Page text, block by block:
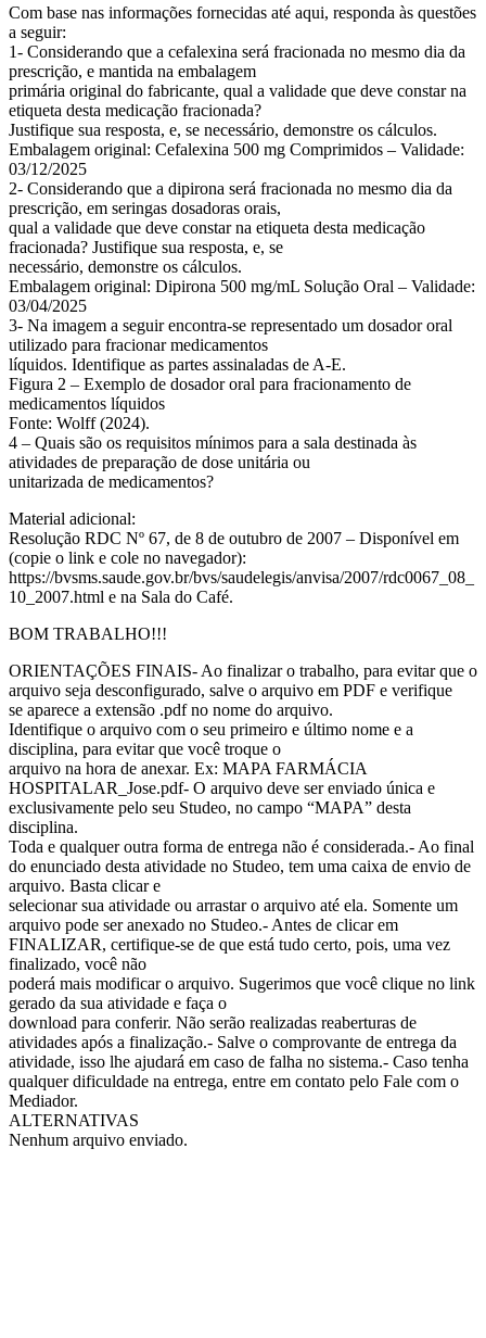
Com base nas informações fornecidas até aqui, responda às questões
a seguir:
1- Considerando que a cefalexina será fracionada no mesmo dia da
prescrição, e mantida na embalagem
primária original do fabricante, qual a validade que deve constar na
etiqueta desta medicação fracionada?
Justifique sua resposta, e, se necessário, demonstre os cálculos.
Embalagem original: Cefalexina 500 mg Comprimidos – Validade:
03/12/2025
2- Considerando que a dipirona será fracionada no mesmo dia da
prescrição, em seringas dosadoras orais,
qual a validade que deve constar na etiqueta desta medicação
fracionada? Justifique sua resposta, e, se
necessário, demonstre os cálculos.
Embalagem original: Dipirona 500 mg/mL Solução Oral – Validade:
03/04/2025
3- Na imagem a seguir encontra-se representado um dosador oral
utilizado para fracionar medicamentos
líquidos. Identifique as partes assinaladas de A-E.
Figura 2 – Exemplo de dosador oral para fracionamento de
medicamentos líquidos
Fonte: Wolff (2024).
4 – Quais são os requisitos mínimos para a sala destinada às
atividades de preparação de dose unitária ou
unitarizada de medicamentos?
Material adicional:
Resolução RDC Nº 67, de 8 de outubro de 2007 – Disponível em
(copie o link e cole no navegador):
https://bvsms.saude.gov.br/bvs/saudelegis/anvisa/2007/rdc0067_08_
10_2007.html e na Sala do Café.
BOM TRABALHO!!!
ORIENTAÇÕES FINAIS- Ao finalizar o trabalho, para evitar que o
arquivo seja desconfigurado, salve o arquivo em PDF e verifique
se aparece a extensão .pdf no nome do arquivo.
Identifique o arquivo com o seu primeiro e último nome e a
disciplina, para evitar que você troque o
arquivo na hora de anexar. Ex: MAPA FARMÁCIA
HOSPITALAR_Jose.pdf- O arquivo deve ser enviado única e
exclusivamente pelo seu Studeo, no campo “MAPA” desta
disciplina.
Toda e qualquer outra forma de entrega não é considerada.- Ao final
do enunciado desta atividade no Studeo, tem uma caixa de envio de
arquivo. Basta clicar e
selecionar sua atividade ou arrastar o arquivo até ela. Somente um
arquivo pode ser anexado no Studeo.- Antes de clicar em
FINALIZAR, certifique-se de que está tudo certo, pois, uma vez
finalizado, você não
poderá mais modificar o arquivo. Sugerimos que você clique no link
gerado da sua atividade e faça o
download para conferir. Não serão realizadas reaberturas de
atividades após a finalização.- Salve o comprovante de entrega da
atividade, isso lhe ajudará em caso de falha no sistema.- Caso tenha
qualquer dificuldade na entrega, entre em contato pelo Fale com o
Mediador.
ALTERNATIVAS
Nenhum arquivo enviado.